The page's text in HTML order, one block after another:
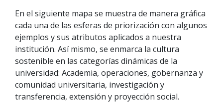
En el siguiente mapa se muestra de manera gráfica
cada una de las esferas de priorización con algunos
ejemplos y sus atributos aplicados a nuestra
institución. Así mismo, se enmarca la cultura
sostenible en las categorías dinámicas de la
universidad: Academia, operaciones, gobernanza y
comunidad universitaria, investigación y
transferencia, extensión y proyección social.